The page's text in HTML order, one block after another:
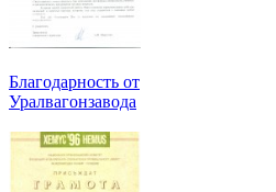
Благодарность от
Уралвагонзавода